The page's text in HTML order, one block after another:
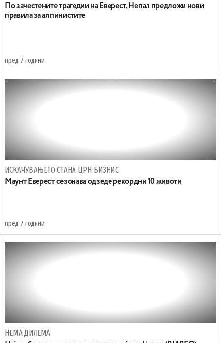
По зачестените трагедии на Еверест, Непал предложи нови
правила за алпинистите
пред 7 години
ИСКАЧУВАЊЕТО СТАНА ЦРН БИЗНИС
Маунт Еверест сезонава одзеде рекордни 10 животи
пред 7 години
НЕМА ДИЛЕМА